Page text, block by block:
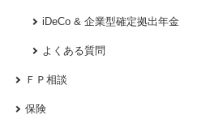
iDeCo & 企業型確定拠出年金
よくある質問
ＦＰ相談
保険